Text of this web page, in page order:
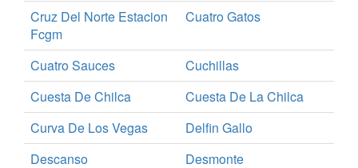
Cruz Del Norte Estacion
Fcgm
Cuatro Gatos
Cuatro Sauces
Cuchillas
Cuesta De Chilca
Cuesta De La Chilca
Curva De Los Vegas
Delfin Gallo
Descanso
Desmonte